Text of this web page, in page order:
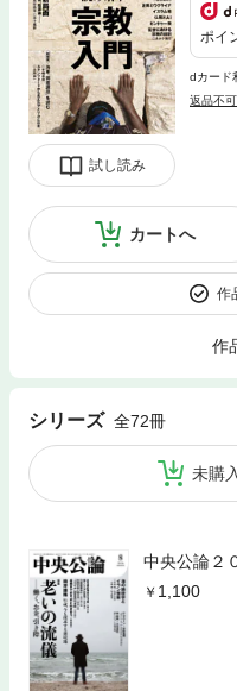
試し読み
ポイ
dカード
返品不可
カートへ
作
作
シリーズ 全72冊
未購
中央公論２
1,100